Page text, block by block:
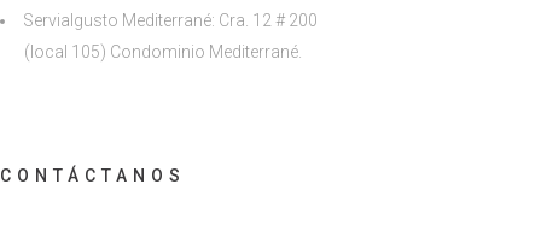
Servialgusto Mediterrané: Cra. 12 # 200
(local 105) Condominio Mediterrané.
CONTÁCTANOS